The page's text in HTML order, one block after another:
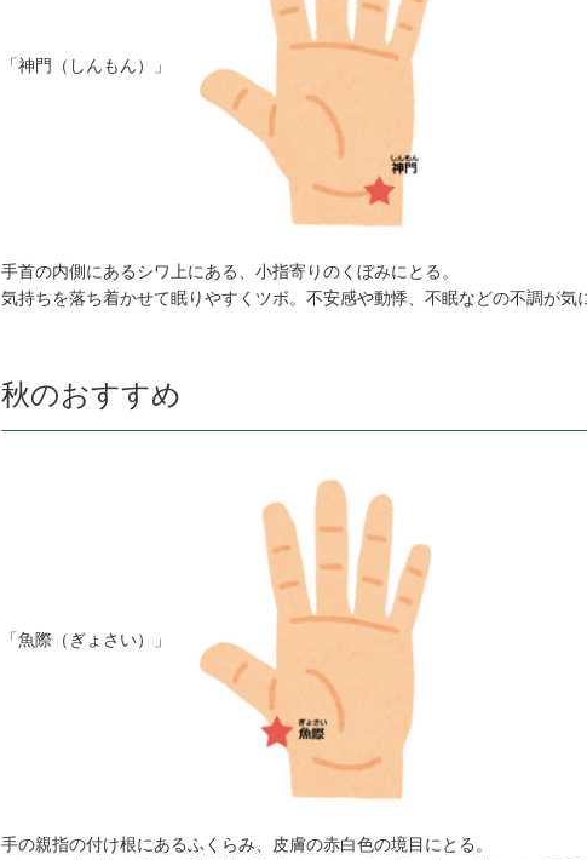
「神門（しんもん）」
手首の内側にあるシワ上にある、小指寄りのくぼみにとる。
気持ちを落ち着かせて眠りやすくツボ。不安感や動悸、不眠などの不調が気
秋のおすすめ
「魚際（ぎょさい）」
手の親指の付け根にあるふくらみ、皮膚の赤白色の境目にとる。